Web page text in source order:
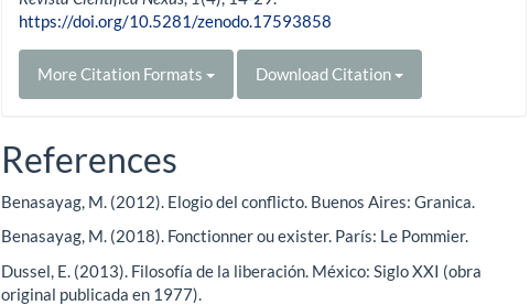
https://doi.org/10.5281/zenodo.17593858
More Citation Formats Download Citation
References
Benasayag, M. (2012). Elogio del conflicto. Buenos Aires: Granica.
Benasayag, M. (2018). Fonctionner ou exister. París: Le Pommier.
Dussel, E. (2013). Filosofía de la liberación. México: Siglo XXI (obra
original publicada en 1977).